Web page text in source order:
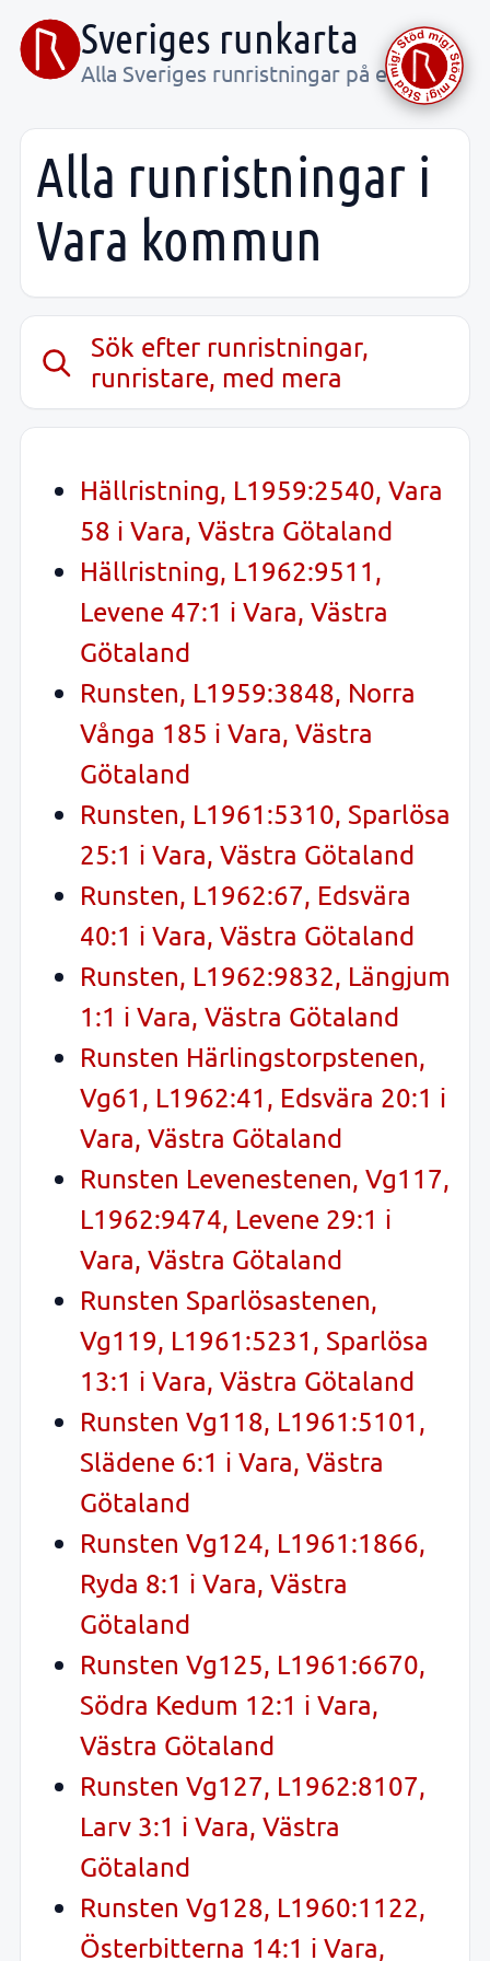
Sveriges runkarta
Alla Sveriges runristningar på ett ställe
Alla runristningar i
Vara kommun
Sök efter runristningar,
runristare, med mera
Hällristning, L1959:2540, Vara
58 i Vara, Västra Götaland
Hällristning, L1962:9511,
Levene 47:1 i Vara, Västra
Götaland
Runsten, L1959:3848, Norra
Vånga 185 i Vara, Västra
Götaland
Runsten, L1961:5310, Sparlösa
25:1 i Vara, Västra Götaland
Runsten, L1962:67, Edsvära
40:1 i Vara, Västra Götaland
Runsten, L1962:9832, Längjum
1:1 i Vara, Västra Götaland
Runsten Härlingstorpstenen,
Vg61, L1962:41, Edsvära 20:1 i
Vara, Västra Götaland
Runsten Levenestenen, Vg117,
L1962:9474, Levene 29:1 i
Vara, Västra Götaland
Runsten Sparlösastenen,
Vg119, L1961:5231, Sparlösa
13:1 i Vara, Västra Götaland
Runsten Vg118, L1961:5101,
Slädene 6:1 i Vara, Västra
Götaland
Runsten Vg124, L1961:1866,
Ryda 8:1 i Vara, Västra
Götaland
Runsten Vg125, L1961:6670,
Södra Kedum 12:1 i Vara,
Västra Götaland
Runsten Vg127, L1962:8107,
Larv 3:1 i Vara, Västra
Götaland
Runsten Vg128, L1960:1122,
Österbitterna 14:1 i Vara,